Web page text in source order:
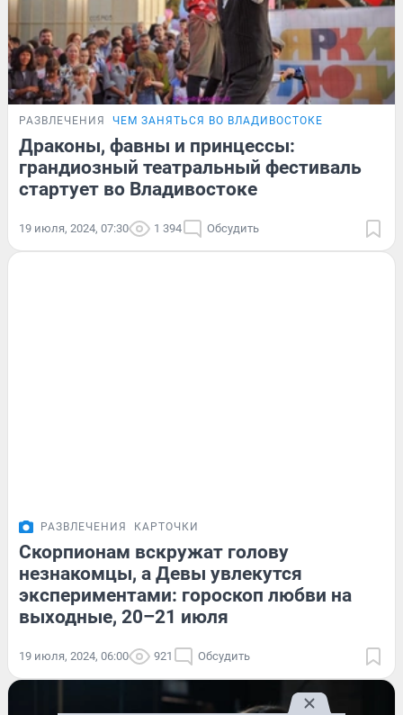
РАЗВЛЕЧЕНИЯ ЧЕМ ЗАНЯТЬСЯ ВО ВЛАДИВОСТОКЕ
Драконы, фавны и принцессы:
грандиозный театральный фестиваль
стартует во Владивостоке
19 июля, 2024, 07:30 1 394 Обсудить
РАЗВЛЕЧЕНИЯ КАРТОЧКИ
Скорпионам вскружат голову
незнакомцы, а Девы увлекутся
экспериментами: гороскоп любви на
выходные, 20–21 июля
19 июля, 2024, 06:00 921 Обсудить